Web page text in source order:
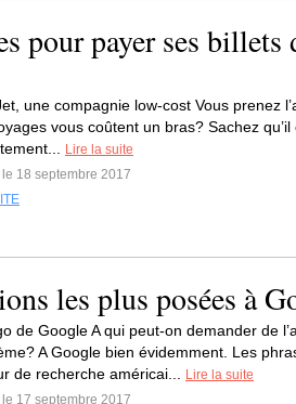
pour payer ses billets
une compagnie low-cost Vous prenez
vous coûtent un bras? Sachez
Lire la suite
le 18 septembre 2017
les plus posées à
de Google A qui peut-on demander de
A Google bien évidemment. Les
de recherche américai...
Lire la suite
le 17 septembre 2017